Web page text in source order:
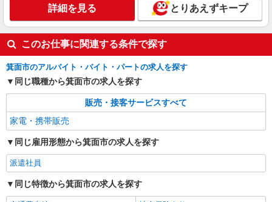
詳細を見る とりあえずキープ
このお仕事に関連する条件で探す
箕面市のアルバイト・バイト・パートの求人を探す
同じ職種から箕面市の求人を探す
販売・接客サービスすべて
家電・携帯販売
同じ雇用形態から箕面市の求人を探す
派遣社員
同じ特徴から箕面市の求人を探す